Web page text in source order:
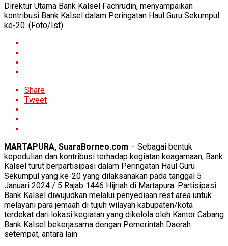
Direktur Utama Bank Kalsel Fachrudin, menyampaikan
kontribusi Bank Kalsel dalam Peringatan Haul Guru Sekumpul
ke-20. (Foto/Ist)
Share
Tweet
MARTAPURA, SuaraBorneo.com – Sebagai bentuk
kepedulian dan kontribusi terhadap kegiatan keagamaan, Bank
Kalsel turut berpartisipasi dalam Peringatan Haul Guru
Sekumpul yang ke-20 yang dilaksanakan pada tanggal 5
Januari 2024 / 5 Rajab 1446 Hijriah di Martapura. Partisipasi
Bank Kalsel diwujudkan melalui penyediaan rest area untuk
melayani para jemaah di tujuh wilayah kabupaten/kota
terdekat dari lokasi kegiatan yang dikelola oleh Kantor Cabang
Bank Kalsel bekerjasama dengan Pemerintah Daerah
setempat, antara lain: